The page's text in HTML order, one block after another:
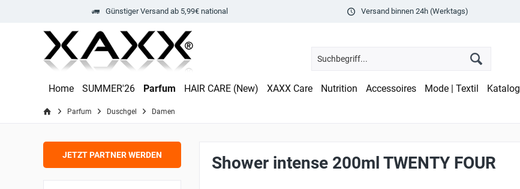
Günstiger Versand ab 5,99€ national Versand binnen 24h (Werktags)
Home SUMMER'26 Parfum HAIR CARE (New) XAXX Care Nutrition Accessoires Mode | Textil Katalog
Parfum Duschgel Damen
JETZT PARTNER WERDEN Shower intense 200ml TWENTY FOUR